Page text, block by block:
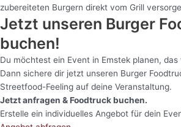
zubereiteten Burgern direkt vom Grill
Jetzt unseren Burger
buchen!
Du möchtest ein Event in Emstek planen,
Dann sichere dir jetzt unseren Burger
Streetfood-Feeling auf deine Veranstaltung.
Jetzt anfragen & Foodtruck buchen.
Erstelle ein individuelles Angebot für dein